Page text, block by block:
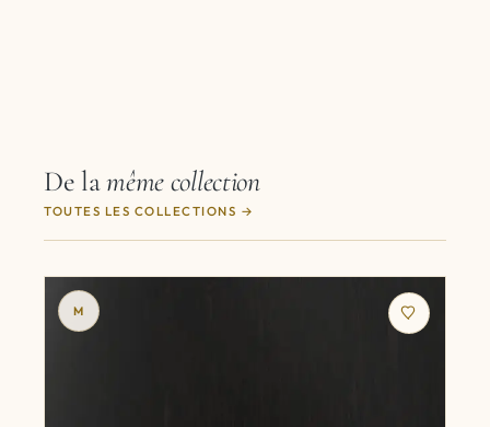
De lamême collection
TOUTES LES COLLECTIONS
M